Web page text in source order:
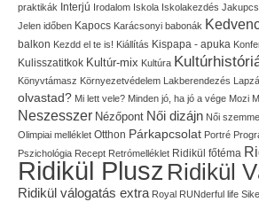
praktikák Interjú Irodalom Iskola Iskolakezdés
Jelen időben Kapocs Karácsonyi babonák
balkon Kezdd el te is! Kiállítás Kispapa - apuka
Kulisszatitkok Kultúr-mix Kultúra
Könyvtámasz Környezetvédelem Lakberendezés
olvastad? Mi lett vele? Minden jó, ha jó a vége Mozi
Neszesszer Nézőpont Női dizájn Női
Olimpiai melléklet Otthon Párkapcsolat Portré
Pszichológia Recept Retrómelléklet Ridikül főtéma
Ridikül Plusz Ridikül
Ridikül válogatás extra Royal RUNderful life